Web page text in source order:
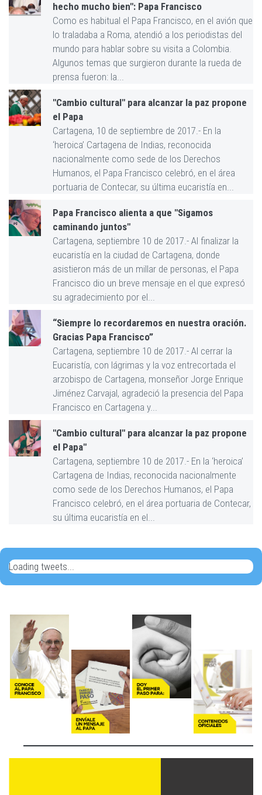
hecho mucho bien": Papa Francisco
Como es habitual el Papa Francisco, en el avión que
lo traladaba a Roma, atendió a los periodistas del
mundo para hablar sobre su visita a Colombia.
Algunos temas que surgieron durante la rueda de
prensa fueron: la...
"Cambio cultural" para alcanzar la paz propone
el Papa
Cartagena, 10 de septiembre de 2017.- En la
‘heroica’ Cartagena de Indias, reconocida
nacionalmente como sede de los Derechos
Humanos, el Papa Francisco celebró, en el área
portuaria de Contecar, su última eucaristía en...
Papa Francisco alienta a que "Sigamos
caminando juntos"
Cartagena, septiembre 10 de 2017.- Al finalizar la
eucaristía en la ciudad de Cartagena, donde
asistieron más de un millar de personas, el Papa
Francisco dio un breve mensaje en el que expresó
su agradecimiento por el...
“Siempre lo recordaremos en nuestra oración.
Gracias Papa Francisco”
Cartagena, septiembre 10 de 2017.- Al cerrar la
Eucaristía, con lágrimas y la voz entrecortada el
arzobispo de Cartagena, monseñor Jorge Enrique
Jiménez Carvajal, agradeció la presencia del Papa
Francisco en Cartagena y...
"Cambio cultural" para alcanzar la paz propone
el Papa"
Cartagena, septiembre 10 de 2017.- En la ‘heroica’
Cartagena de Indias, reconocida nacionalmente
como sede de los Derechos Humanos, el Papa
Francisco celebró, en el área portuaria de Contecar,
su última eucaristía en el...
Loading tweets...